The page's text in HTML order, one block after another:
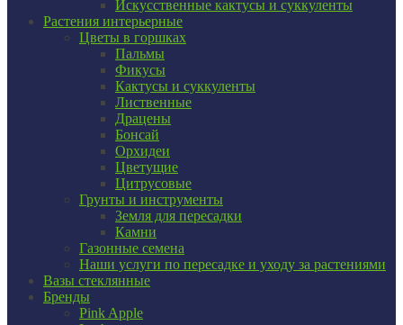
Искусственные кактусы и суккуленты
Растения интерьерные
Цветы в горшках
Пальмы
Фикусы
Кактусы и суккуленты
Лиственные
Драцены
Бонсай
Орхидеи
Цветущие
Цитрусовые
Грунты и инструменты
Земля для пересадки
Камни
Газонные семена
Наши услуги по пересадке и уходу за растениями
Вазы стеклянные
Бренды
Pink Apple